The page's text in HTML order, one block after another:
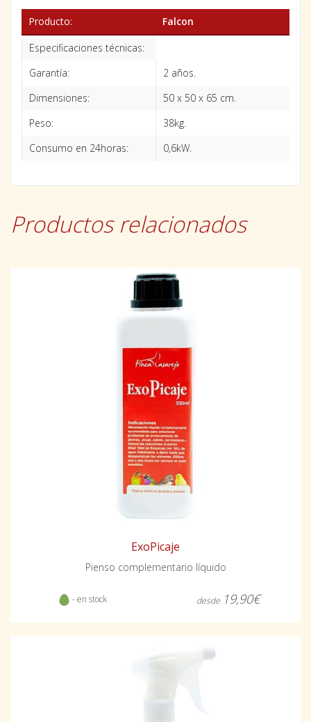
Producto:
Falcon
Especificaciones técnicas:
Garantía:
2 años.
Dimensiones:
50 x 50 x 65 cm.
Peso:
38kg.
Consumo en 24horas:
0,6kW.
Productos relacionados
ExoPicaje
Pienso complementario líquido
- en stock desde 19,90€